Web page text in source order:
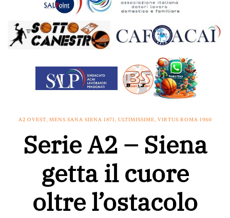
A2 OVEST, MENS SANA SIENA 1871, ULTIMISSIME, VIRTUS ROMA 1960
Serie A2 – Siena
getta il cuore
oltre l’ostacolo